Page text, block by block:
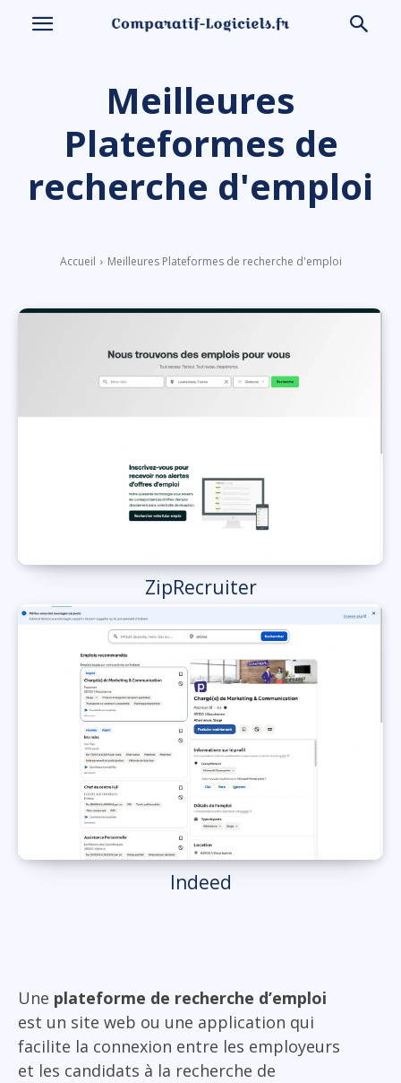
Meilleures
Plateformes de
recherche d'emploi
Accueil Meilleures Plateformes de recherche d'emploi
ZipRecruiter
Indeed
Une plateforme de recherche d’emploi
est un site web ou une application qui
facilite la connexion entre les employeurs
et les candidats à la recherche de